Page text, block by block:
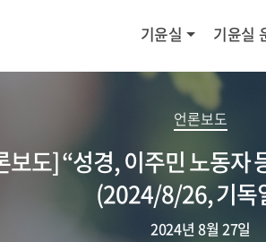
기윤실 기윤실
언론보도
보도] “성경, 이주민 노동자
(2024/8/26, 기독
2024년 8월 27일